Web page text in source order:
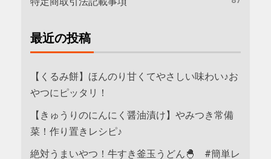
最近の投稿
【くるみ餅】ほんのり甘くてやさしい味わい♪お
やつにピッタリ！
【きゅうりのにんにく醤油漬け】やみつき常備
菜！作り置きレシピ♪
絶対うまいやつ！牛すき釜玉うどん🐣 #簡単レ